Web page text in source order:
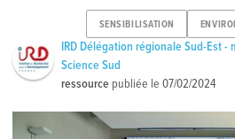
SENSIBILISATION
IRD Délégation régionale Sud-Est
Science Sud
ressource publiée le07/02/2024